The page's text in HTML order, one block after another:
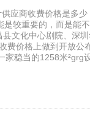
应商收费价格是多
是较重要的，而是能
文化中心剧院、深
费价格上做到开放
稳当的1258米²grg